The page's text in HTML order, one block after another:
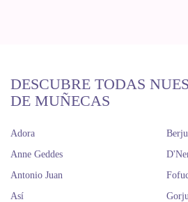
DESCUBRE TODAS
DE MUÑECAS
Adora
Anne Geddes
Antonio Juan
Así